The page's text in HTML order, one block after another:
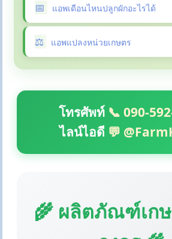
แอพเดือนไหนปลูกผักอะไรได้
แอพแปลงหน่วยเกษตร
โทรศัพท์ 📞 090-
ไลน์ไอดี 💬
🌾 ผลิตภัณฑ์เก